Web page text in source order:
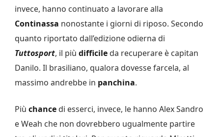
invece, hanno continuato a lavorare alla
Continassa nonostante i giorni di riposo. Secondo
quanto riportato dall’edizione odierna di
Tuttosport, il più difficile da recuperare è capitan
Danilo. Il brasiliano, qualora dovesse farcela, al
massimo andrebbe in panchina.
Più chance di esserci, invece, le hanno Alex Sandro
e Weah che non dovrebbero ugualmente partire